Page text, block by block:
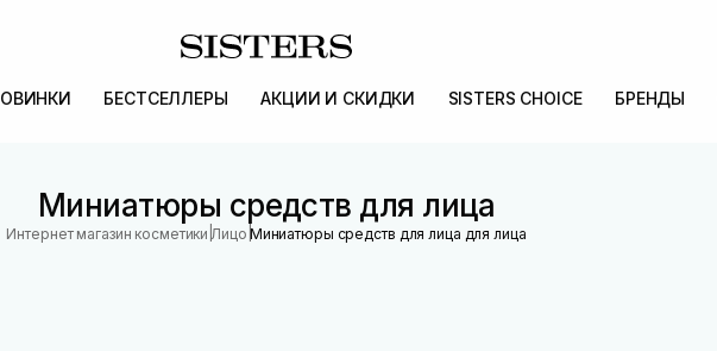
БЕСТСЕЛЛЕРЫ АКЦИИ И СКИДКИ SISTERS CHOICE БРЕНДЫ
Миниатюры средств для лица
Интернет магазин косметики |Лицо |Миниатюры средств для лица для лица